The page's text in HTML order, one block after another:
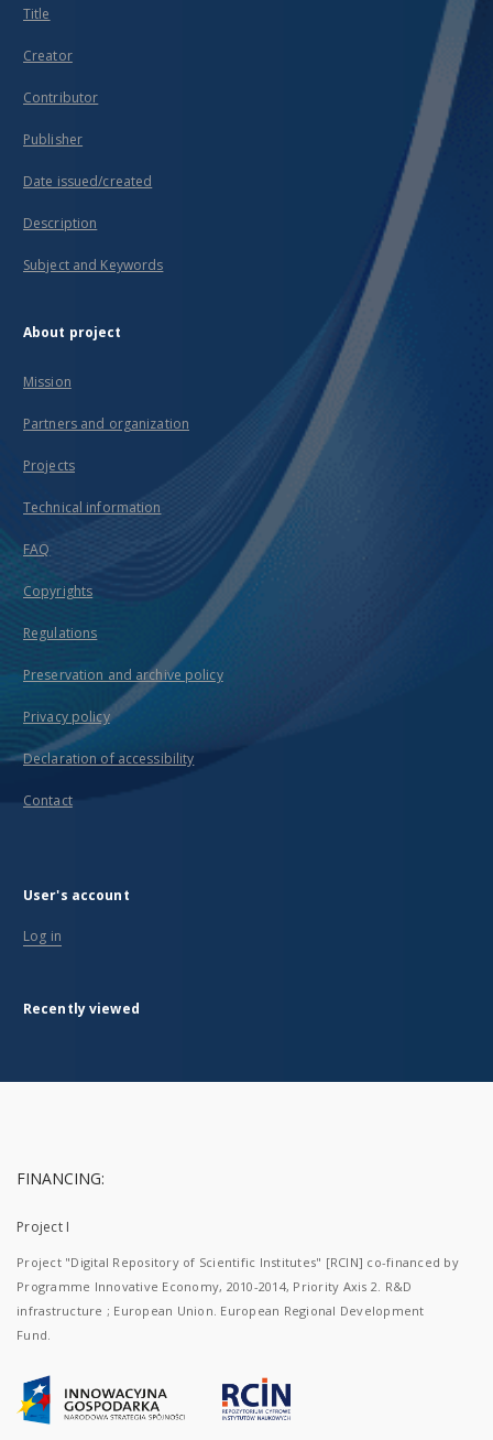
Title
Creator
Contributor
Publisher
Date issued/created
Description
Subject and Keywords
About project
Mission
Partners and organization
Projects
Technical information
FAQ
Copyrights
Regulations
Preservation and archive policy
Privacy policy
Declaration of accessibility
Contact
User's account
Log in
Recently viewed
FINANCING:
Project I
Project "Digital Repository of Scientific Institutes" [RCIN] co-financed by
Programme Innovative Economy, 2010-2014, Priority Axis 2. R&D
infrastructure ; European Union. European Regional Development
Fund.